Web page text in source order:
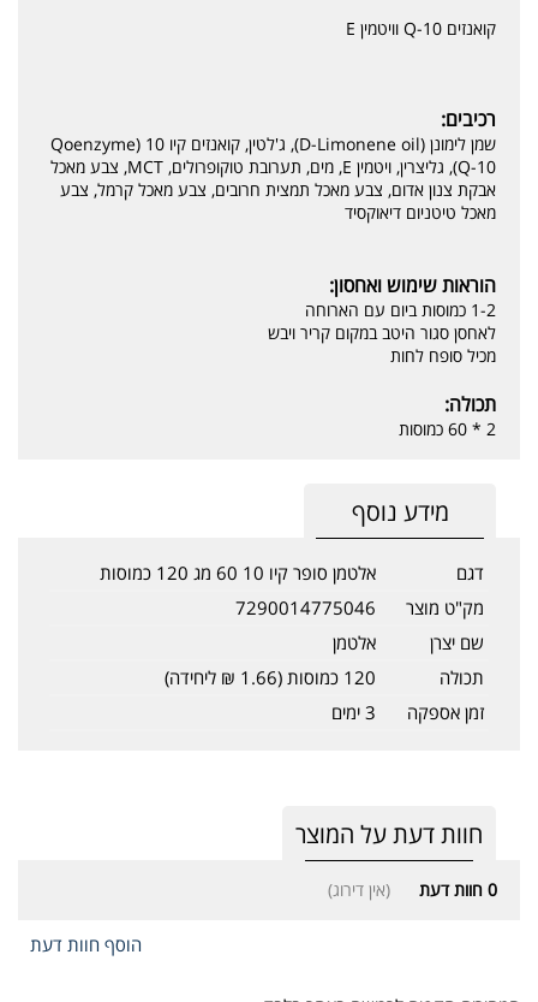
קואנזים Q-10 וויטמין E
רכיבים:
שמן לימונן (D-Limonene oil), ג'לטין, קואנזים קיו 10 (Qoenzyme
Q-10), גליצרין, ויטמין E, מים, תערובת טוקופרולים, MCT, צבע מאכל
אבקת צנון אדום, צבע מאכל תמצית חרובים, צבע מאכל קרמל, צבע
מאכל טיטניום דיאוקסיד
הוראות שימוש ואחסון:
1-2 כמוסות ביום עם הארוחה
לאחסן סגור היטב במקום קריר ויבש
מכיל סופח לחות
תכולה:
2 * 60 כמוסות
מידע נוסף
דגם
אלטמן סופר קיו 10 60 מג 120 כמוסות
מק"ט מוצר
7290014775046
שם יצרן
אלטמן
תכולה
120 כמוסות (1.66 ₪ ליחידה)
זמן אספקה
3 ימים
חוות דעת על המוצר
0 חוות דעת (אין דירוג)
הוסף חוות דעת